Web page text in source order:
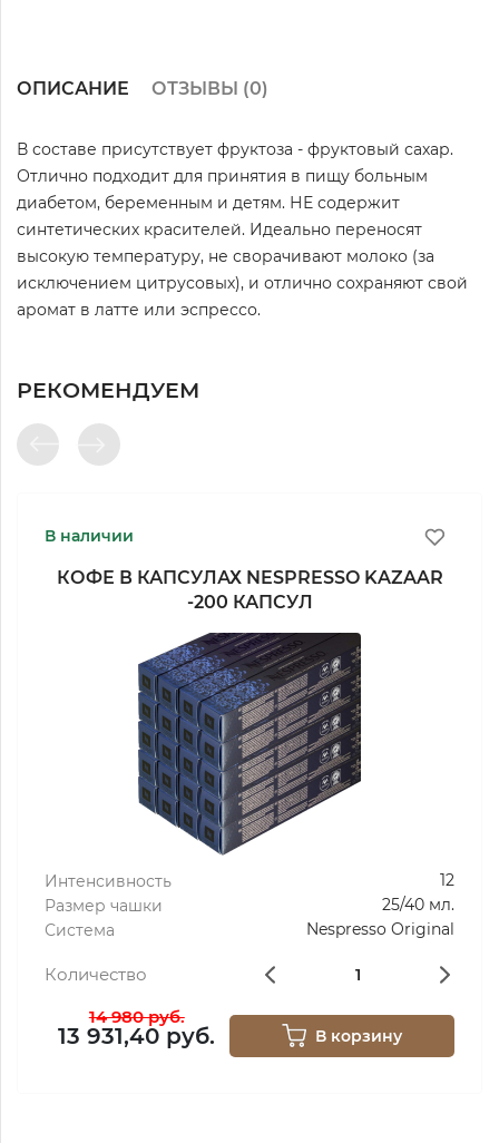
ОПИСАНИЕ ОТЗЫВЫ (0)
В составе присутствует фруктоза - фруктовый сахар.
Отлично подходит для принятия в пищу больным
диабетом, беременным и детям. НЕ содержит
синтетических красителей. Идеально переносят
высокую температуру, не сворачивают молоко (за
исключением цитрусовых), и отлично сохраняют свой
аромат в латте или эспрессо.
РЕКОМЕНДУЕМ
В наличии
КОФЕ В КАПСУЛАХ NESPRESSO KAZAAR
-200 КАПСУЛ
Интенсивность
12
Размер чашки
25/40 мл.
Система
Nespresso Original
Количество
14 980 руб.
13 931,40 руб. В корзину